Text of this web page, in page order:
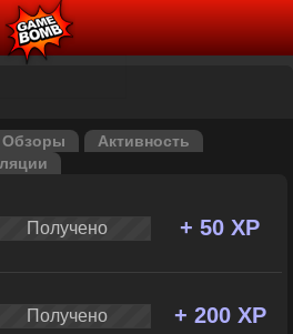
Обзоры
Активность
Получено + 50 XP
Получено + 200 XP